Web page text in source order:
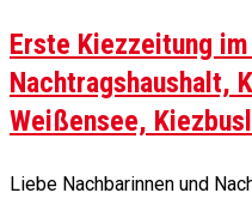
Erste Kiezzeitung
Nachtragshaushalt,
Weißensee,
Liebe Nachbarinnen und